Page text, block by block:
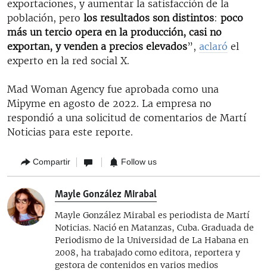
exportaciones, y aumentar la satisfacción de la
población, pero los resultados son distintos: poco
más un tercio opera en la producción, casi no
exportan, y venden a precios elevados”, aclaró el
experto en la red social X.
Mad Woman Agency fue aprobada como una
Mipyme en agosto de 2022. La empresa no
respondió a una solicitud de comentarios de Martí
Noticias para este reporte.
Compartir Follow us
Mayle González Mirabal
Mayle González Mirabal es periodista de Martí
Noticias. Nació en Matanzas, Cuba. Graduada de
Periodismo de la Universidad de La Habana en
2008, ha trabajado como editora, reportera y
gestora de contenidos en varios medios